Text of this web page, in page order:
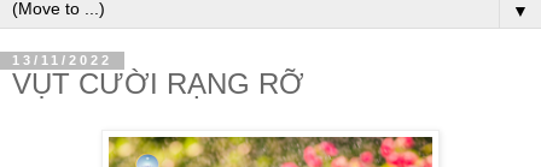
▼
13/11/2022
VỤT CƯỜI RẠNG RỠ